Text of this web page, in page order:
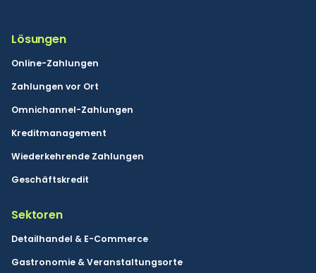
Lösungen
Online-Zahlungen
Zahlungen vor Ort
Omnichannel-Zahlungen
Kreditmanagement
Wiederkehrende Zahlungen
Geschäftskredit
Sektoren
Detailhandel & E-Commerce
Gastronomie & Veranstaltungsorte